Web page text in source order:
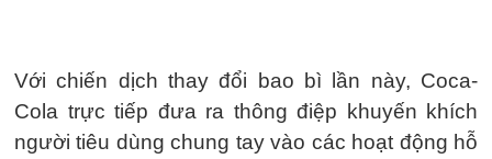
Với chiến dịch thay đổi bao bì lần này, Coca-
Cola trực tiếp đưa ra thông điệp khuyến khích
người tiêu dùng chung tay vào các hoạt động hỗ